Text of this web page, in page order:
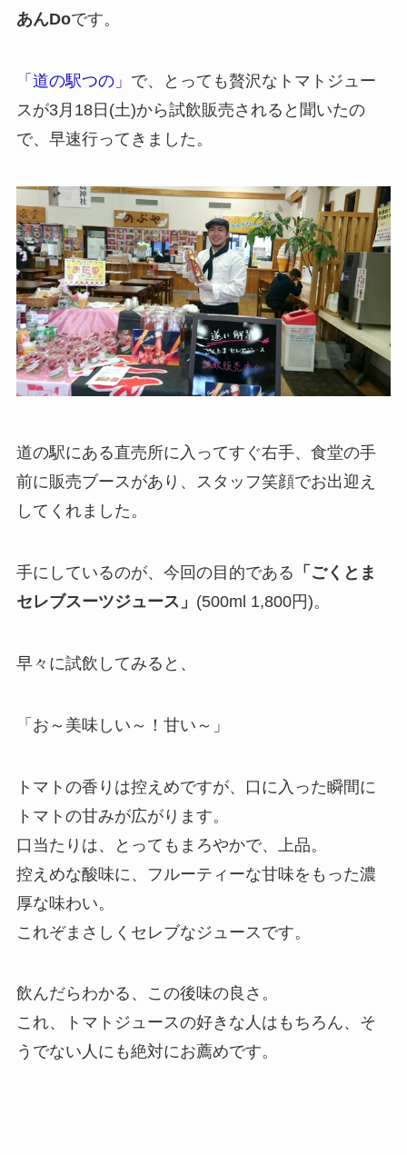
あんDoです。
「道の駅つの」 で、とっても贅沢なトマトジュー
スが3月18日(土)から試飲販売されると聞いたの
で、早速行ってきました。
道の駅にある直売所に入ってすぐ右手、食堂の手
前に販売ブースがあり、スタッフ笑顔でお出迎え
してくれました。
手にしているのが、今回の目的である 「ごくとま
セレブスーツジュース」 (500ml 1,800円)。
早々に試飲してみると、
「お～美味しい～！甘い～」
トマトの香りは控えめですが、口に入った瞬間に
トマトの甘みが広がります。
口当たりは、とってもまろやかで、上品。
控えめな酸味に、フルーティーな甘味をもった濃
厚な味わい。
これぞまさしくセレブなジュースです。
飲んだらわかる、この後味の良さ。
これ、トマトジュースの好きな人はもちろん、そ
うでない人にも絶対にお薦めです。